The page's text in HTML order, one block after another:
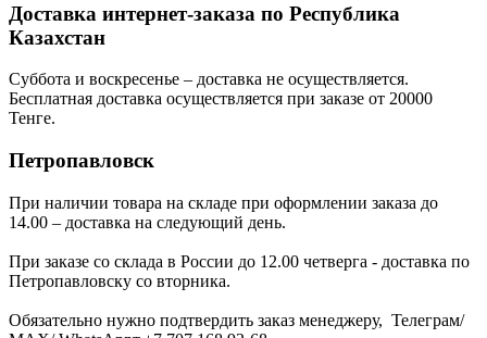
Доставка интернет-заказа по Республика
Казахстан
Суббота и воскресенье – доставка не осуществляется.
Бесплатная доставка осуществляется при заказе от 20000
Тенге.
Петропавловск
При наличии товара на складе при оформлении заказа до
14.00 – доставка на следующий день.
При заказе со склада в России до 12.00 четверга - доставка по
Петропавловску со вторника.
Обязательно нужно подтвердить заказ менеджеру, Телеграм/